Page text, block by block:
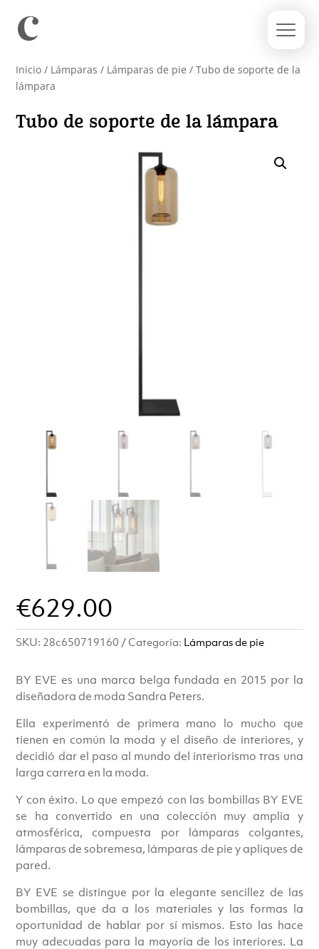
Inicio / Lámparas / Lámparas de pie / Tubo de soporte de la
lámpara
Tubo de soporte de la lámpara
€629.00
SKU: 28c650719160 Categoría: Lámparas de pie
BY EVE es una marca belga fundada en 2015 por la
diseñadora de moda Sandra Peters.
Ella experimentó de primera mano lo mucho que
tienen en común la moda y el diseño de interiores, y
decidió dar el paso al mundo del interiorismo tras una
larga carrera en la moda.
Y con éxito. Lo que empezó con las bombillas BY EVE
se ha convertido en una colección muy amplia y
atmosférica, compuesta por lámparas colgantes,
lámparas de sobremesa, lámparas de pie y apliques de
pared.
BY EVE se distingue por la elegante sencillez de las
bombillas, que da a los materiales y las formas la
oportunidad de hablar por sí mismos. Esto las hace
muy adecuadas para la mayoría de los interiores. La